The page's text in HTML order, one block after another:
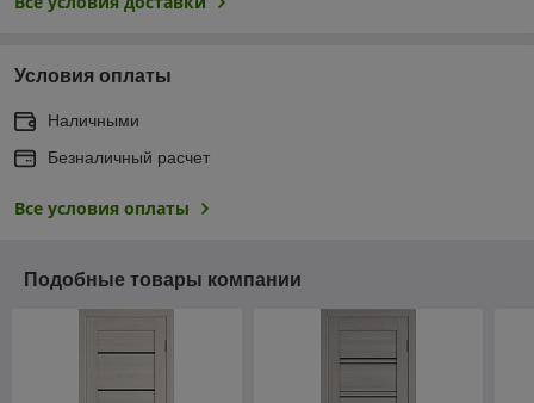
Условия оплаты
Наличными
Безналичный расчет
Все условия оплаты
Подобные товары компании